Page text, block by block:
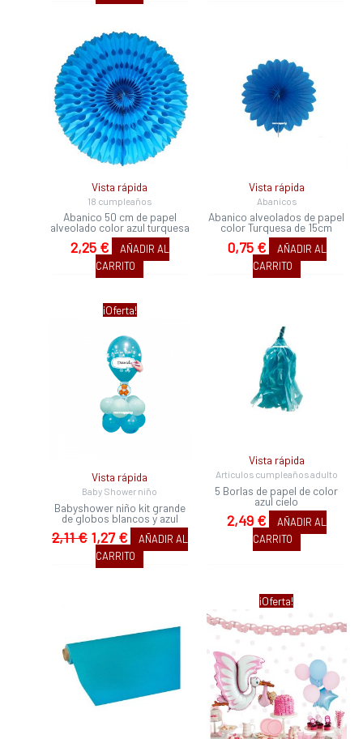
Vista rápida
18 cumpleaños
Abanico 50 cm de papel
alveolado color azul turquesa
2,25 €
AÑADIR AL
CARRITO
Vista rápida
Abanicos
Abanico alveolados de papel
color Turquesa de 15cm
0,75 €
AÑADIR AL
CARRITO
¡Oferta!
Vista rápida
Baby Shower niño
Babyshower niño kit grande
de globos blancos y azul
2,11€
original
era:
2,11 €.
1,27€
El
actual
es:
1,27 €.
AÑADIR AL
CARRITO
Vista rápida
Artículos cumpleaños adulto
5 Borlas de papel de color
azul cielo
2,49 €
AÑADIR AL
CARRITO
¡Oferta!
El
original
era:
36,60 €.
precio
actual
es:
32,61 €.